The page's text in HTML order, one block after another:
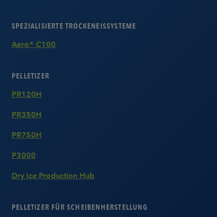
SPEZIALISIERTE TROCKENEISSYSTEME
Aero® C100
PELLETIZER
PR120H
PR350H
PR750H
P3000
Dry Ice Production Hub
PELLETIZER FÜR SCHEIBENHERSTELLUNG